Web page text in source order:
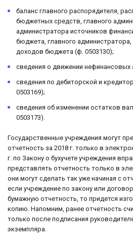
баланс главного распорядителя,
бюджетных средств, главного
администратора источников
бюджета, главного
доходов бюджета (ф. 0503130);
сведения о движении нефинансовых
сведения по дебиторской и
0503169);
сведения об изменении остатков
0503173).
Государственные учреждения могут
отчетность за 2018 г. только в
г. по Закону о бухучете учреждения
представлять отчетность только в
они могут сделать так уже начиная с
если учреждение по закону или
бумажную отчетность, то придется
копию. Напомним, ранее отчетность
только после подписания
экземпляра.